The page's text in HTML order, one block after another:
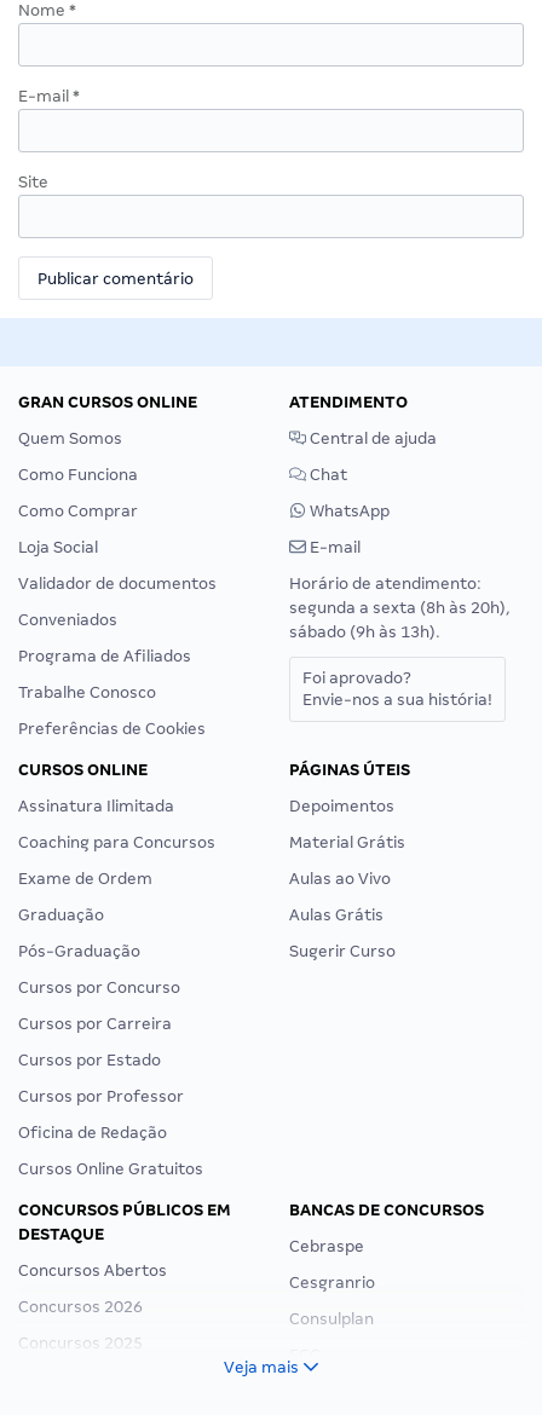
Nome *
E-mail *
Site
GRAN CURSOS ONLINE
Quem Somos
Como Funciona
Como Comprar
Loja Social
Validador de documentos
Conveniados
Programa de Afiliados
Trabalhe Conosco
Preferências de Cookies
ATENDIMENTO
Central de ajuda
Chat
WhatsApp
E-mail
Horário de atendimento:
segunda a sexta (8h às 20h),
sábado (9h às 13h).
Foi aprovado?
Envie-nos a sua história!
CURSOS ONLINE
Assinatura Ilimitada
Coaching para Concursos
Exame de Ordem
Graduação
Pós-Graduação
Cursos por Concurso
Cursos por Carreira
Cursos por Estado
Cursos por Professor
Oficina de Redação
Cursos Online Gratuitos
PÁGINAS ÚTEIS
Depoimentos
Material Grátis
Aulas ao Vivo
Aulas Grátis
Sugerir Curso
CONCURSOS PÚBLICOS EM
DESTAQUE
Concursos Abertos
Concursos 2026
Concursos 2025
BANCAS DE CONCURSOS
Cebraspe
Cesgranrio
Consulplan
Veja mais